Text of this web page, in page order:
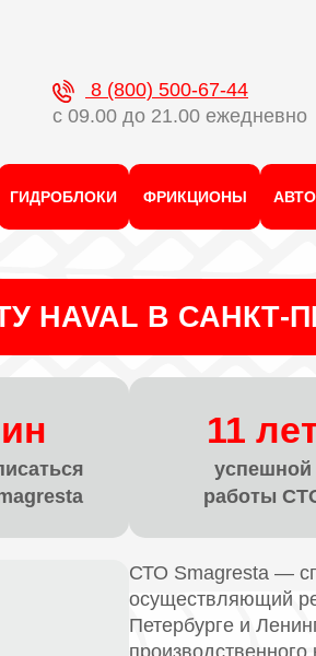
8 (800) 500-67-44
с 09.00 до 21.00 ежедневно
ГИДРОБЛОКИ ФРИКЦИОНЫ
HAVAL В САНКТ-
11
успешной
работы
СТО Smagresta —
осуществляющий
Петербурге и